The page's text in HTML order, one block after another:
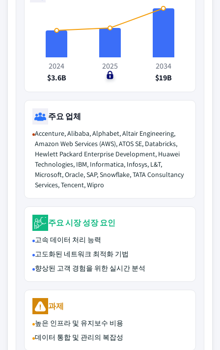
2024
$3.6B
2025
$0
2034
$19B
주요 업체
Accenture, Alibaba, Alphabet, Altair Engineering,
Amazon Web Services (AWS), ATOS SE, Databricks,
Hewlett Packard Enterprise Development, Huawei
Technologies, IBM, Informatica, Infosys, L&T,
Microsoft, Oracle, SAP, Snowflake, TATA Consultancy
Services, Tencent, Wipro
주요 시장 성장 요인
고속 데이터 처리 능력
고도화된 네트워크 최적화 기법
향상된 고객 경험을 위한 실시간 분석
과제
높은 인프라 및 유지보수 비용
데이터 통합 및 관리의 복잡성